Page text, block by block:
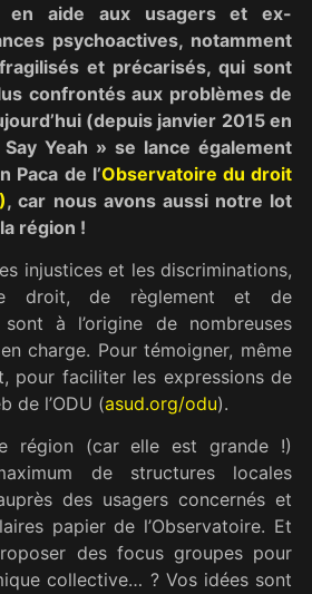
en aide aux usagers et ex-
psychoactives, notamment
et précarisés, qui sont
confrontés aux problèmes de
(depuis janvier 2015 en
Yeah » se lance également
Paca de l’Observatoire du droit
, car nous avons aussi notre lot
région !
injustices et les discriminations,
droit, de règlement et de
à l’origine de nombreuses
charge. Pour témoigner, même
pour faciliter les expressions de
de l’ODU (asud.org/odu).
région (car elle est grande !)
de structures locales
des usagers concernés et
papier de l’Observatoire. Et
des focus groupes pour
collective… ? Vos idées sont